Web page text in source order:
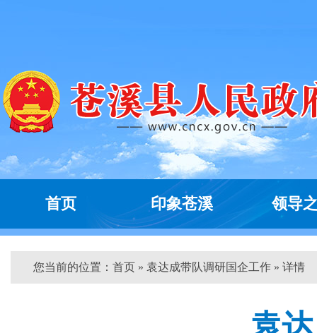
首页 印象苍溪 领导
您当前的位置： 首页 » 袁达成带队调研国企工作 » 详情